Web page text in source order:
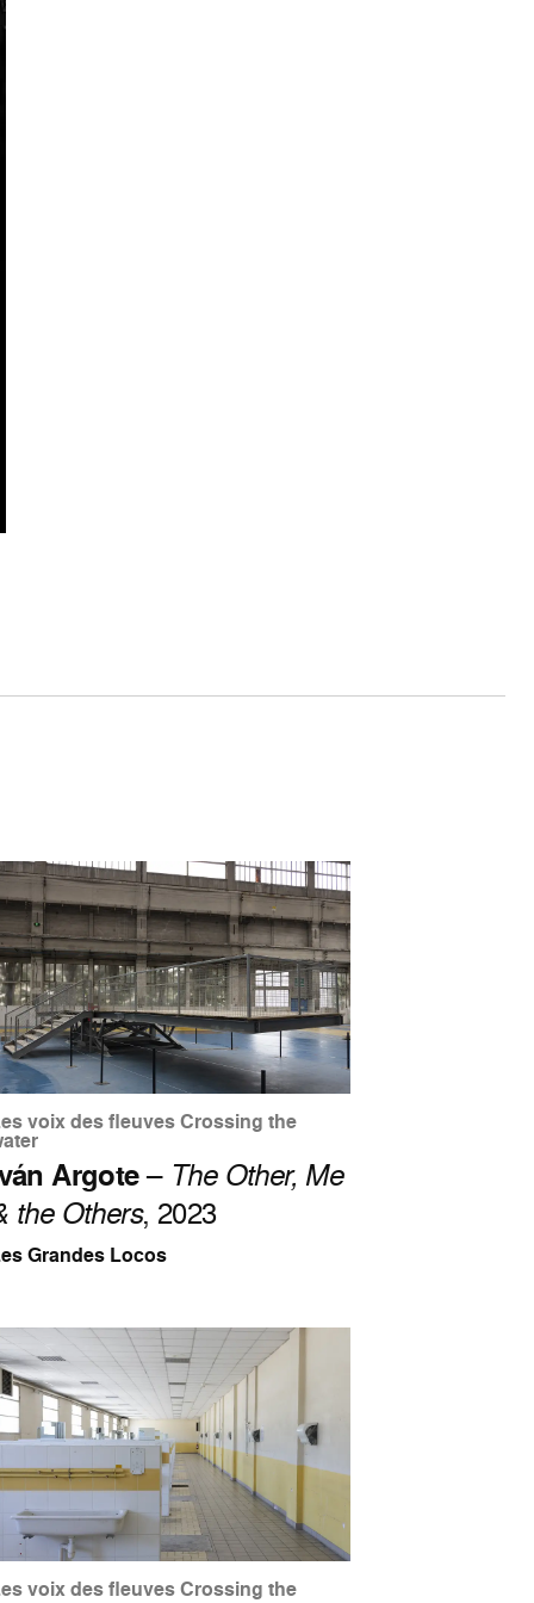
voix des fleuves Crossing the
Argote– The Other, Me
the Others, 2023
Grandes Locos
voix des fleuves Crossing the